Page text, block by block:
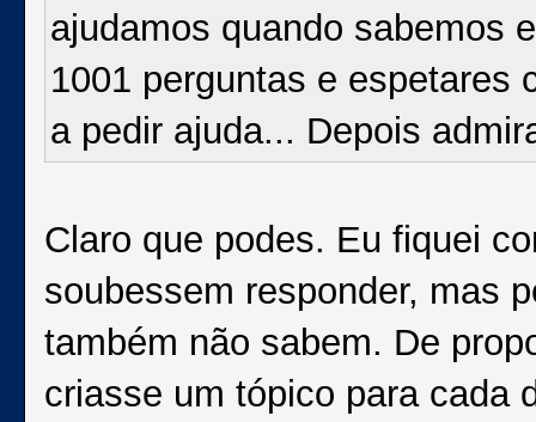
ajudamos quando sabemos
1001 perguntas e espetares
a pedir ajuda... Depois
Claro que podes. Eu fiquei
soubessem responder, mas
também não sabem. De
criasse um tópico para cada